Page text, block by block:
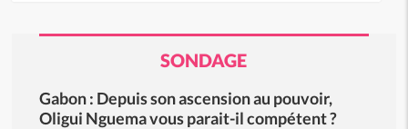
SONDAGE
Gabon : Depuis son ascension au pouvoir,
Oligui Nguema vous parait-il compétent ?